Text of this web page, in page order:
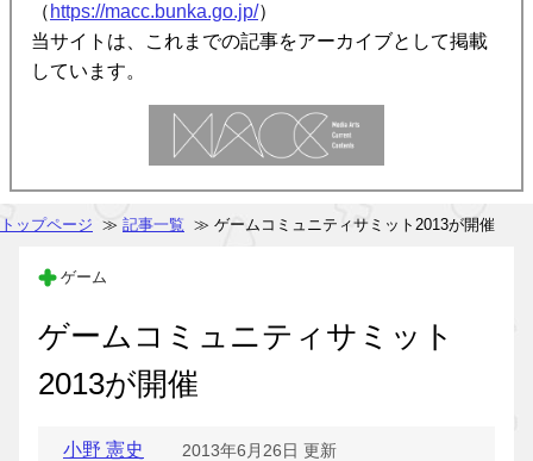
（ https://macc.bunka.go.jp/）
当サイトは、これまでの記事をアーカイブとして掲載
しています。
トップページ ≫ 記事一覧 ≫ ゲームコミュニティサミット2013が開催
ゲーム
ゲームコミュニティサミット
2013が開催
小野 憲史 2013年6月26日 更新